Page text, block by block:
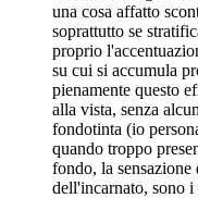
una cosa affatto
soprattutto se
proprio
su cui si accumula
pienamente questo
alla vista, senza
fondotinta (io
quando troppo
fondo, la
dell'incarnato, sono